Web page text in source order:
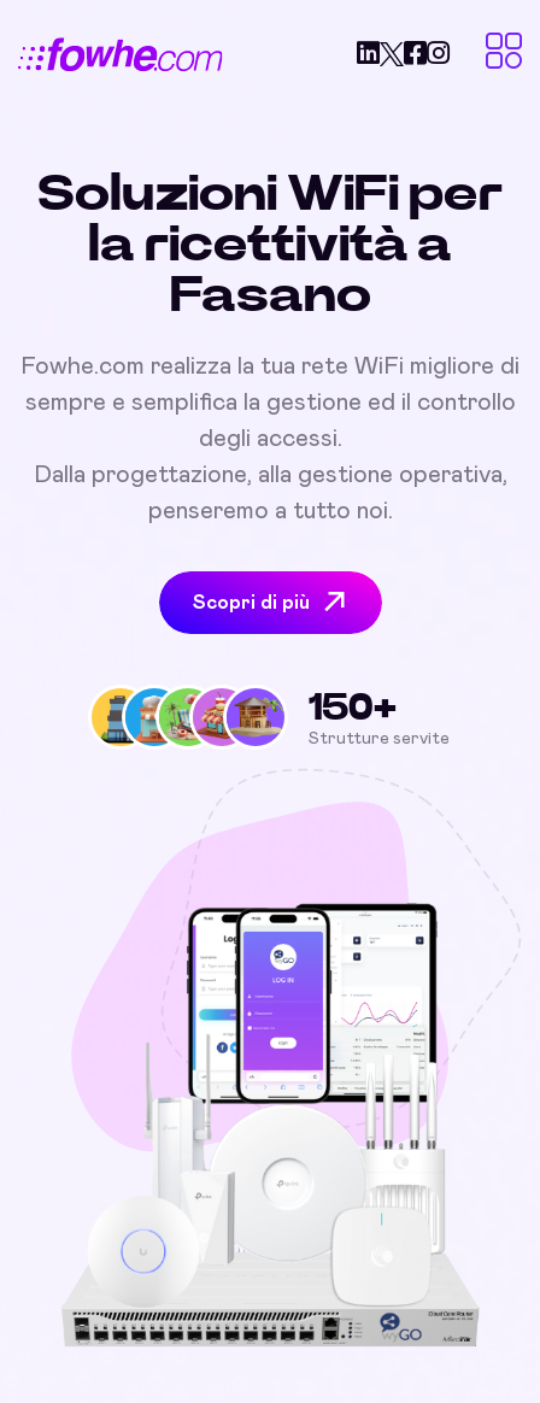
Soluzioni WiFi per
la ricettività a
Fasano
Fowhe.com realizza la tua rete WiFi migliore di
sempre e semplifica la gestione ed il controllo
degli accessi.
Dalla progettazione, alla gestione operativa,
penseremo a tutto noi.
Scopri di più
150+
Strutture servite